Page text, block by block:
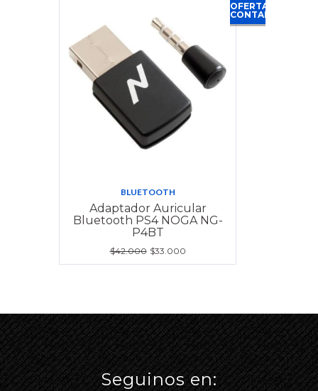
OFERTA
CONTADO
BLUETOOTH
Adaptador Auricular
Bluetooth PS4 NOGA NG-
P4BT
$42.000 $33.000
Seguinos en: